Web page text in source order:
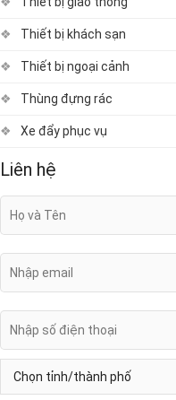
Thiết bị khách sạn
Thiết bị ngoại cảnh
Thùng đựng rác
Xe đẩy phục vụ
Liên hệ